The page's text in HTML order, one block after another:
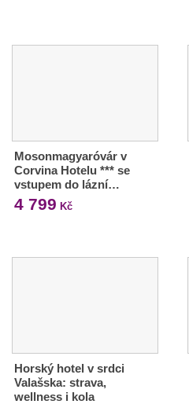
Mosonmagyaróvár v
Corvina Hotelu *** se
vstupem do lázní…
4 799 Kč
Horský hotel v srdci
Valašska: strava,
wellness i kola